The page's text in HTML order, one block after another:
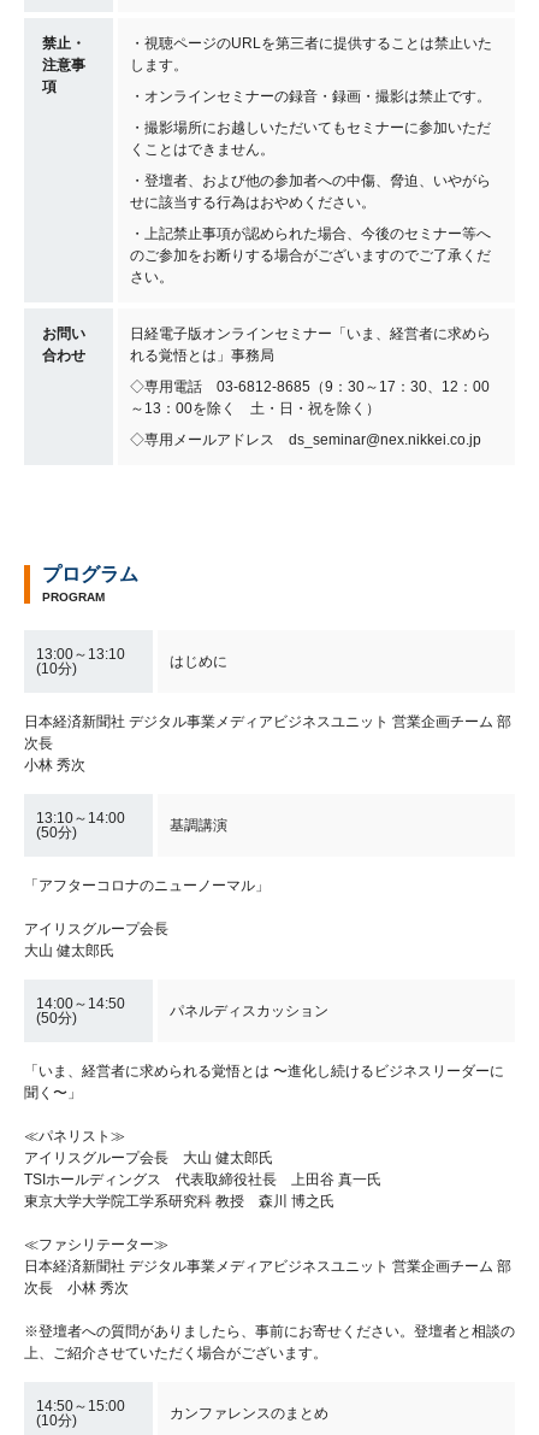
禁止・
注意事
項
・視聴ページのURLを第三者に提供することは禁止いた
します。
・オンラインセミナーの録音・録画・撮影は禁止です。
・撮影場所にお越しいただいてもセミナーに参加いただ
くことはできません。
・登壇者、および他の参加者への中傷、脅迫、いやがら
せに該当する行為はおやめください。
・上記禁止事項が認められた場合、今後のセミナー等へ
のご参加をお断りする場合がございますのでご了承くだ
さい。
お問い
合わせ
日経電子版オンラインセミナー「いま、経営者に求めら
れる覚悟とは」事務局
◇専用電話 03-6812-8685（9：30～17：30、12：00
～13：00を除く 土・日・祝を除く）
◇専用メールアドレス ds_seminar@nex.nikkei.co.jp
プログラム
PROGRAM
13:00～13:10
(10分)
はじめに
日本経済新聞社 デジタル事業メディアビジネスユニット 営業企画チーム 部
次長
小林 秀次
13:10～14:00
(50分)
基調講演
「アフターコロナのニューノーマル」
アイリスグループ会長
大山 健太郎氏
14:00～14:50
(50分)
パネルディスカッション
「いま、経営者に求められる覚悟とは 〜進化し続けるビジネスリーダーに
聞く〜」
≪パネリスト≫
アイリスグループ会長 大山 健太郎氏
TSIホールディングス 代表取締役社長 上田谷 真一氏
東京大学大学院工学系研究科 教授 森川 博之氏
≪ファシリテーター≫
日本経済新聞社 デジタル事業メディアビジネスユニット 営業企画チーム 部
次長 小林 秀次
※登壇者への質問がありましたら、事前にお寄せください。登壇者と相談の
上、ご紹介させていただく場合がございます。
14:50～15:00
(10分)
カンファレンスのまとめ